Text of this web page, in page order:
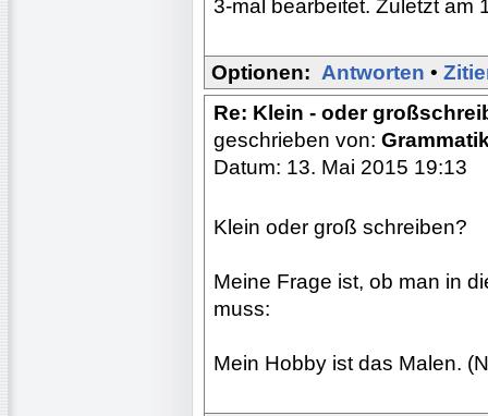
3-mal bearbeitet. Zuletzt am
Optionen: Antworten •
Re: Klein - oder
geschrieben von:
Datum: 13. Mai 2015 19:13
Klein oder groß schreiben?
Meine Frage ist, ob man in
muss:
Mein Hobby ist das Malen.